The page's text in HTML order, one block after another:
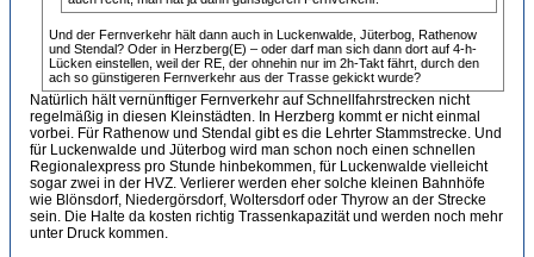
Und der Fernverkehr hält dann auch in Luckenwalde, Jüterbog, Rathenow
und Stendal? Oder in Herzberg(E) – oder darf man sich dann dort auf 4-h-
Lücken einstellen, weil der RE, der ohnehin nur im 2h-Takt fährt, durch den
ach so günstigeren Fernverkehr aus der Trasse gekickt wurde?
Natürlich hält vernünftiger Fernverkehr auf Schnellfahrstrecken nicht
regelmäßig in diesen Kleinstädten. In Herzberg kommt er nicht einmal
vorbei. Für Rathenow und Stendal gibt es die Lehrter Stammstrecke. Und
für Luckenwalde und Jüterbog wird man schon noch einen schnellen
Regionalexpress pro Stunde hinbekommen, für Luckenwalde vielleicht
sogar zwei in der HVZ. Verlierer werden eher solche kleinen Bahnhöfe
wie Blönsdorf, Niedergörsdorf, Woltersdorf oder Thyrow an der Strecke
sein. Die Halte da kosten richtig Trassenkapazität und werden noch mehr
unter Druck kommen.